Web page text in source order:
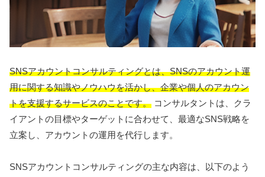
SNSアカウントコンサルティングとは、SNSのアカウント運
用に関する知識やノウハウを活かし、企業や個人のアカウン
トを支援するサービスのことです。 コンサルタントは、クラ
イアントの目標やターゲットに合わせて、最適なSNS戦略を
立案し、アカウントの運用を代行します。
SNSアカウントコンサルティングの主な内容は、以下のよう